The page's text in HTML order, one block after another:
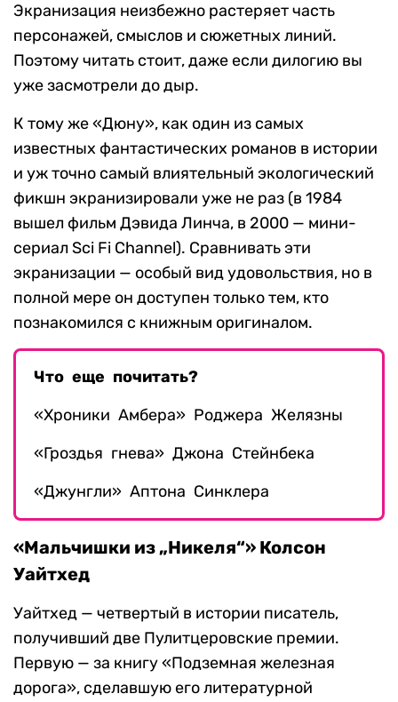
Экранизация неизбежно растеряет часть
персонажей, смыслов и сюжетных линий.
Поэтому читать стоит, даже если дилогию вы
уже засмотрели до дыр.
К тому же «Дюну», как один из самых
известных фантастических романов в истории
и уж точно самый влиятельный экологический
фикшн экранизировали уже не раз (в 1984
вышел фильм Дэвида Линча, в 2000 — мини-
сериал Sci Fi Channel). Сравнивать эти
экранизации — особый вид удовольствия, но в
полной мере он доступен только тем, кто
познакомился с книжным оригиналом.
Что еще почитать?
«Хроники Амбера» Роджера Желязны
«Гроздья гнева» Джона Стейнбека
«Джунгли» Аптона Синклера
«Мальчишки из „Никеля“» Колсон
Уайтхед
Уайтхед — четвертый в истории писатель,
получивший две Пулитцеровские премии.
Первую — за книгу «Подземная железная
дорога», сделавшую его литературной